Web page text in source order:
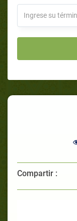
Compartir :